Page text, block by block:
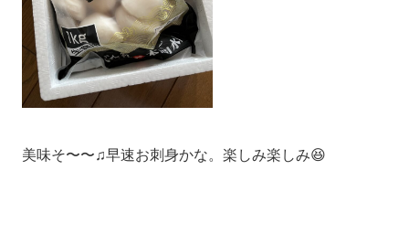
美味そ〜〜♫早速お刺身かな。楽しみ楽しみ😆